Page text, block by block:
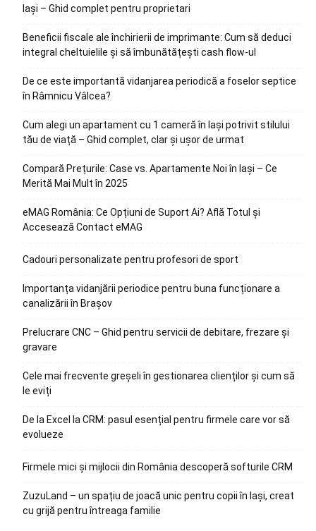
Iași – Ghid complet pentru proprietari
Beneficii fiscale ale închirierii de imprimante: Cum să deduci
integral cheltuielile și să îmbunătățești cash flow-ul
De ce este importantă vidanjarea periodică a foselor septice
în Râmnicu Vâlcea?
Cum alegi un apartament cu 1 cameră în Iași potrivit stilului
tău de viață – Ghid complet, clar și ușor de urmat
Compară Prețurile: Case vs. Apartamente Noi în Iași – Ce
Merită Mai Mult în 2025
eMAG România: Ce Opțiuni de Suport Ai? Află Totul și
Accesează Contact eMAG
Cadouri personalizate pentru profesori de sport
Importanța vidanjării periodice pentru buna funcționare a
canalizării în Brașov
Prelucrare CNC – Ghid pentru servicii de debitare, frezare și
gravare
Cele mai frecvente greșeli în gestionarea clienților și cum să
le eviți
De la Excel la CRM: pasul esențial pentru firmele care vor să
evolueze
Firmele mici și mijlocii din România descoperă softurile CRM
ZuzuLand – un spațiu de joacă unic pentru copii în Iași, creat
cu grijă pentru întreaga familie